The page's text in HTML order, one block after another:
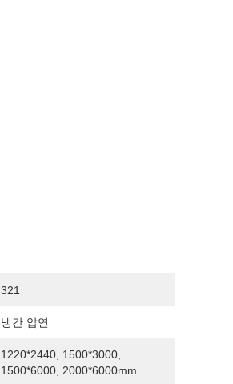
321
냉간 압연
1220*2440, 1500*3000,
1500*6000, 2000*6000mm